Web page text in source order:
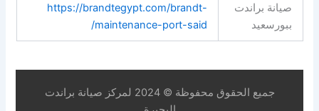
صيانة براندت
ببورسعيد
https://brandtegypt.com/brandt-
maintenance-port-said/
جميع الحقوق محفوظة © 2024 لمركز صيانة براندت